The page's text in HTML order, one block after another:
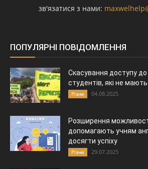
зв'язатися з нами:
ПОПУЛЯРНІ ПОВІДОМЛЕННЯ
Скасування доступу до
студентів, які не
Різне 04.08.2025
Розширення
допомагають учням
досягти успіху
Різне 29.07.2025